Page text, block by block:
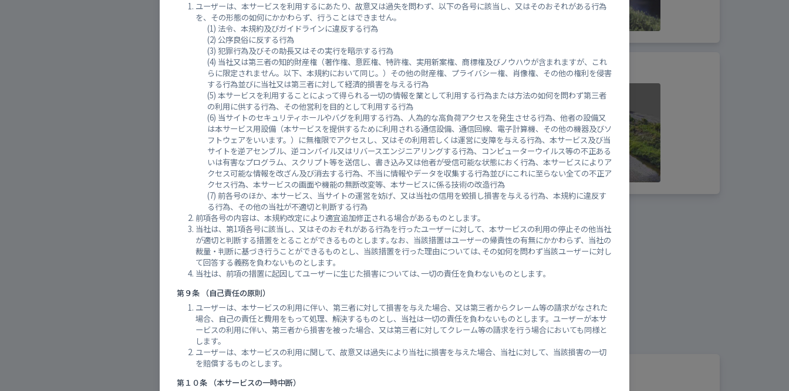
ユーザーは、本サービスを利用するにあたり、故意又は過失を問わず、以下の各号に該当し、又はそのおそれがある行為
を、その形態の如何にかかわらず、行うことはできません。
法令、本規約及びガイドラインに違反する行為
公序良俗に反する行為
犯罪行為及びその助長又はその実行を暗示する行為
当社又は第三者の知的財産権（著作権、意匠権、特許権、実用新案権、商標権及びノウハウが含まれますが、これ
らに限定されません。以下、本規約において同じ。）その他の財産権、プライバシー権、肖像権、その他の権利を侵害
する行為並びに当社又は第三者に対して経済的損害を与える行為
本サービスを利用することによって得られる一切の情報を業として利用する行為または方法の如何を問わず第三者
の利用に供する行為、その他営利を目的として利用する行為
当サイトのセキュリティホールやバグを利用する行為、人為的な高負荷アクセスを発生させる行為、他者の設備又
は本サービス用設備（本サービスを提供するために利用される通信設備、通信回線、電子計算機、その他の機器及びソ
フトウェアをいいます。）に無権限でアクセスし、又はその利用若しくは運営に支障を与える行為、本サービス及び当
サイトを逆アセンブル、逆コンパイル又はリバースエンジニアリングする行為、コンピューターウイルス等の不正ある
いは有害なプログラム、スクリプト等を送信し、書き込み又は他者が受信可能な状態におく行為、本サービスによりア
クセス可能な情報を改ざん及び消去する行為、不当に情報やデータを収集する行為並びにこれに至らない全ての不正ア
クセス行為、本サービスの画面や機能の無断改変等、本サービスに係る技術の改造行為
前各号のほか、本サービス、当サイトの運営を妨げ、又は当社の信用を毀損し損害を与える行為、本規約に違反す
る行為、その他の当社が不適切と判断する行為
前項各号の内容は、本規約改定により適宜追加修正される場合があるものとします。
当社は、第1項各号に該当し、又はそのおそれがある行為を行ったユーザーに対して、本サービスの利用の停止その他当社
が適切と判断する措置をとることができるものとします｡なお、当該措置はユーザーの帰責性の有無にかかわらず、当社の
裁量・判断に基づき行うことができるものとし、当該措置を行った理由については､その如何を問わず当該ユーザーに対し
て回答する義務を負わないものとします｡
当社は、前項の措置に起因してユーザーに生じた損害については､一切の責任を負わないものとします｡
第９条 （自己責任の原則）
ユーザーは、本サービスの利用に伴い、第三者に対して損害を与えた場合、又は第三者からクレーム等の請求がなされた
場合、自己の責任と費用をもって処理、解決するものとし、当社は一切の責任を負わないものとします。ユーザーが本サ
ービスの利用に伴い、第三者から損害を被った場合、又は第三者に対してクレーム等の請求を行う場合においても同様と
します。
ユーザーは、本サービスの利用に関して、故意又は過失により当社に損害を与えた場合、当社に対して、当該損害の一切
を賠償するものとします。
第１０条 （本サービスの一時中断）
黒瀬町南方（市） 下見水位観測所（市）
市営住宅薬師丸ハイツ（市）
各施設の位置